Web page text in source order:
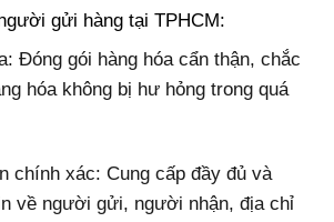
gửi hàng tại TPHCM:
Đóng gói hàng hóa cẩn thận, chắc
hóa không bị hư hỏng trong quá
chính xác: Cung cấp đầy đủ và
về người gửi, người nhận, địa chỉ